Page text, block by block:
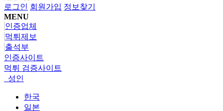
로그인 회원가입 정보찾기
MENU
인증업체
먹튀제보
출석부
인증사이트
먹튀 검증사이트
성인
한국
일본